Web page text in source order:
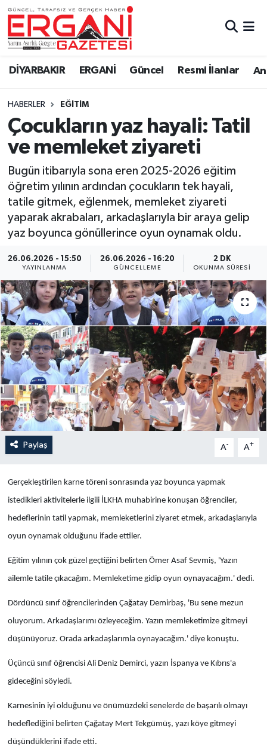
DİYARBAKIR ERGANİ Güncel Resmi İlanlar
HABERLER EĞITIM
Çocukların yaz hayali: Tatil
ve memleket ziyareti
Bugün itibarıyla sona eren 2025-2026 eğitim
öğretim yılının ardından çocukların tek hayali,
tatile gitmek, eğlenmek, memleket ziyareti
yaparak akrabaları, arkadaşlarıyla bir araya gelip
yaz boyunca gönüllerince oyun oynamak oldu.
26.06.2026 - 15:50
YAYINLANMA
26.06.2026 - 16:20
GÜNCELLEME
2 DK
OKUNMA SÜRESI
Paylaş A- A+
Gerçekleştirilen karne töreni sonrasında yaz boyunca yapmak
istedikleri aktivitelerle ilgili İLKHA muhabirine konuşan öğrenciler,
hedeflerinin tatil yapmak, memleketlerini ziyaret etmek, arkadaşlarıyla
oyun oynamak olduğunu ifade ettiler.
Eğitim yılının çok güzel geçtiğini belirten Ömer Asaf Sevmiş, 'Yazın
ailemle tatile çıkacağım. Memleketime gidip oyun oynayacağım.' dedi.
Dördüncü sınıf öğrencilerinden Çağatay Demirbaş, 'Bu sene mezun
oluyorum. Arkadaşlarımı özleyeceğim. Yazın memleketimize gitmeyi
düşünüyoruz. Orada arkadaşlarımla oynayacağım.' diye konuştu.
Üçüncü sınıf öğrencisi Ali Deniz Demirci, yazın İspanya ve Kıbrıs'a
gideceğini söyledi.
Karnesinin iyi olduğunu ve önümüzdeki senelerde de başarılı olmayı
hedeflediğini belirten Çağatay Mert Tekgümüş, yazı köye gitmeyi
düşündüklerini ifade etti.
DİYARBAKIR
BİSMİL
BAĞLAR
ERGANİ
Güncel
Resmi İlanlar
Sağlık
Spor
Yaşam
Anali̇z
Bi̇li̇m & Teknoloji̇
Dünya
Eği̇ti̇m
Ergani Nöbetçi Eczaneler
Ergani Hava Durumu
Ergani Trafik Yoğunluk Haritası
Süper Lig Puan Durumu ve Fikstür
Tüm Manşetler
Son Dakika Haberleri
Haber Arşivi